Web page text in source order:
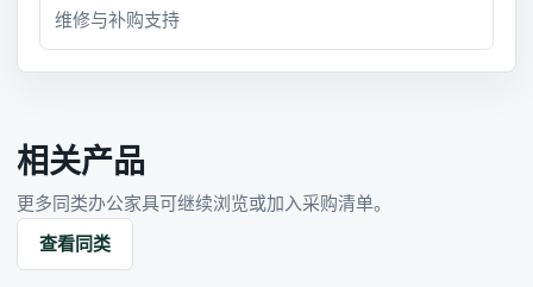
维修与补购支持
相关产品
更多同类办公家具可继续浏览或加入采购清单。
查看同类